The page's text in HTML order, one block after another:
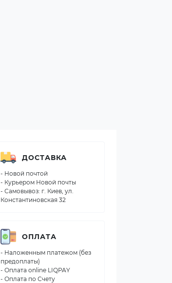
ДОСТАВКА
- Новой почтой
- Курьером Новой почты
- Самовывоз: г. Киев, ул.
Константиновская 32
ОПЛАТА
- Наложенным платежом (без
предоплаты)
- Оплата online LIQPAY
- Оплата по Счету